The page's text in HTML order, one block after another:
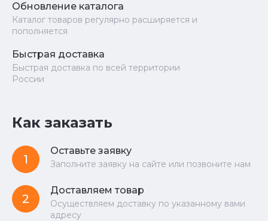
Обновление каталога
Каталог товаров регулярно расширяется и
пополняется
Быстрая доставка
Быстрая доставка по всей территории
России
Как заказать
1
Оставьте заявку
Заполните заявку на сайте или позвоните нам
2
Доставляем товар
Осуществляем доставку по указанному вами
адресу